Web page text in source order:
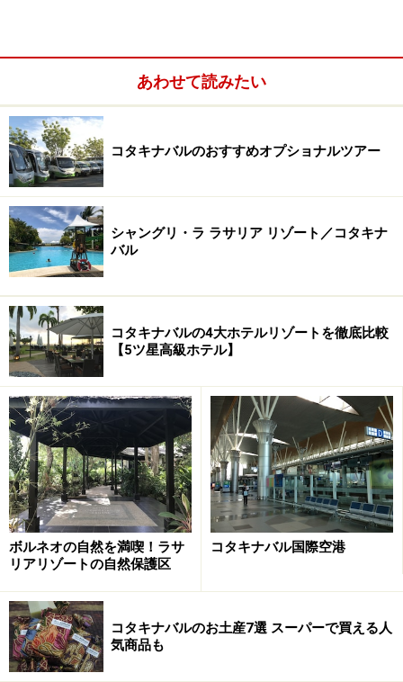
あわせて読みたい
コタキナバルのおすすめオプショナルツアー
シャングリ・ラ ラサリア リゾート／コタキナ
バル
コタキナバルの4大ホテルリゾートを徹底比較
【5ツ星高級ホテル】
ボルネオの自然を満喫！ラサ
リアリゾートの自然保護区
コタキナバル国際空港
コタキナバルのお土産7選 スーパーで買える人
気商品も